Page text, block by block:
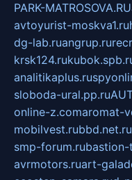
PARK-MATROSOVA.RU
avtoyurist-moskva1.ru
dg-lab.ruangrup.ru
krsk124.ru
analitikaplus.ru
sloboda-ural.pp.ru
online-z.comaromat-
mobilvest.rubbd.net.ru
smp-forum.rubastion-
avrmotors.ruart-